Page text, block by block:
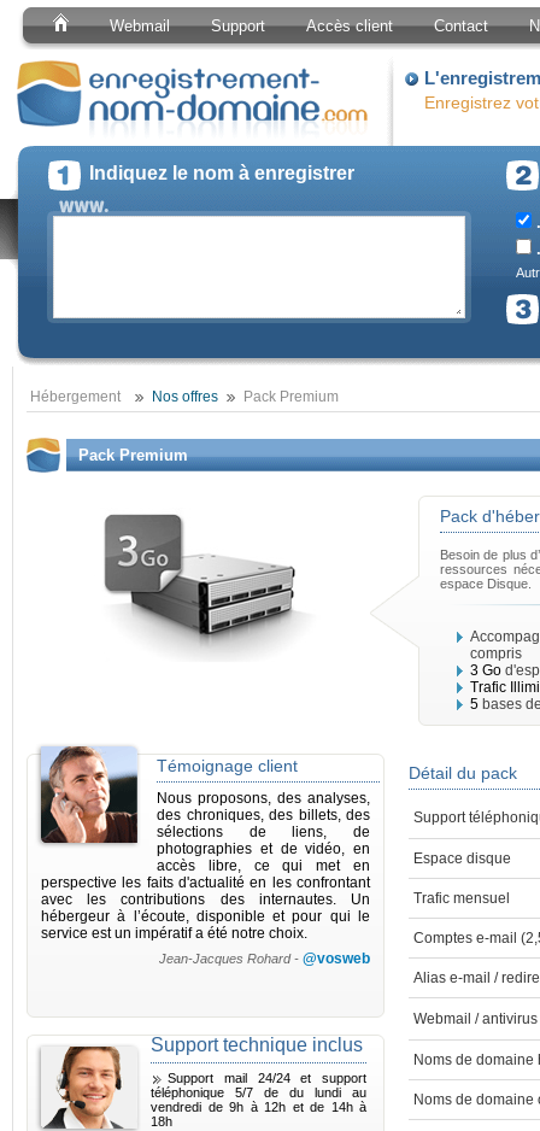
Webmail Support Accès client Contact
Enregistrez
Indiquez le nom à enregistrer
Hébergement Nos offres Pack Premium
Pack Premium
Pack
Besoin de plus
ressources
espace Disque.
compris
3 Go
Trafic
5 bases
Témoignage client
Nous proposons, des analyses,
des chroniques, des billets, des
sélections de liens, de
photographies et de vidéo, en
accès libre, ce qui met en
perspective les faits d'actualité en les confrontant
avec les contributions des internautes. Un
hébergeur à l’écoute, disponible et pour qui le
service est un impératif a été notre choix.
Jean-Jacques Rohard - @vosweb
Support technique inclus
Support mail 24/24 et support
téléphonique 5/7 de du lundi au
vendredi de 9h à 12h et de 14h à
18h
Détail du pack
Support
Espace disque
Trafic mensuel
Comptes e-mail
Alias e-mail /
Webmail /
Noms de
Noms de domaine